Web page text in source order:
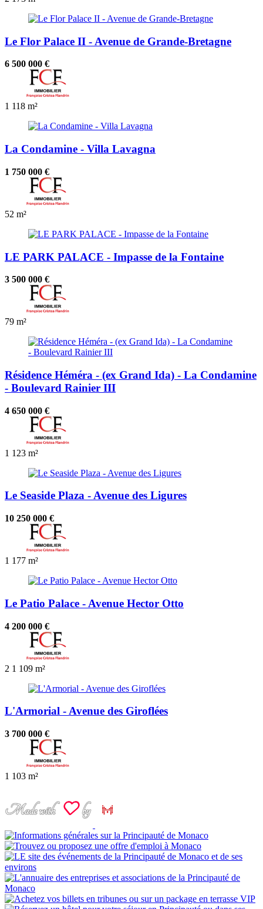
Le Flor Palace II - Avenue de Grande-Bretagne
6 500 000 €
1 118 m²
La Condamine - Villa Lavagna
1 750 000 €
52 m²
LE PARK PALACE - Impasse de la Fontaine
3 500 000 €
79 m²
Résidence Héméra - (ex Grand Ida) - La Condamine
- Boulevard Rainier III
4 650 000 €
1 123 m²
Le Seaside Plaza - Avenue des Ligures
10 250 000 €
1 177 m²
Le Patio Palace - Avenue Hector Otto
4 200 000 €
2 1 109 m²
L'Armorial - Avenue des Giroflées
3 700 000 €
1 103 m²